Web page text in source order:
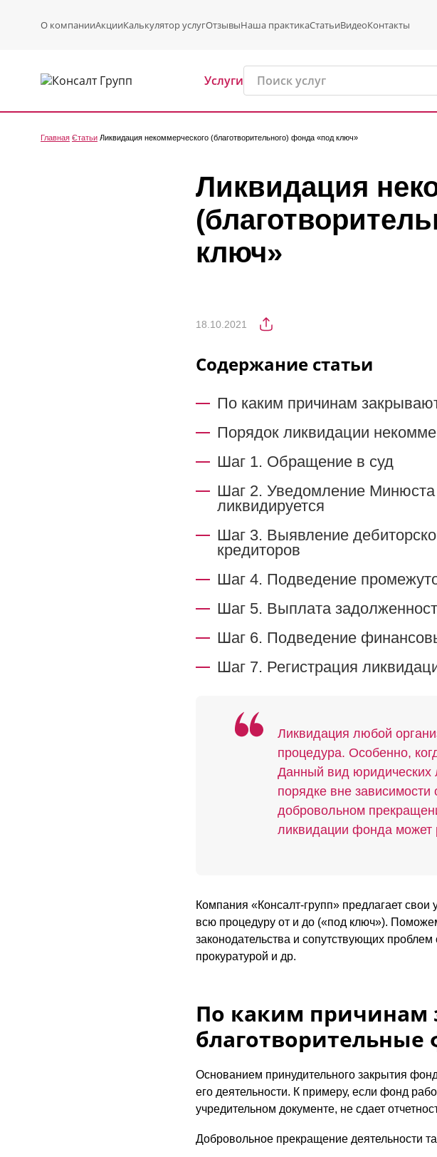
О компанииАкцииКалькулятор услугОтзывыНаша практикаСтатьиВидеоКонтакты
Услуги
Главная Статьи Ликвидация некоммерческого (благотворительного) фонда «под ключ»
Ликвидация
ключ»
18.10.2021
Содержание статьи
По каким причинам
Порядок ликвидации
Шаг 1. Обращение в суд
Шаг 2. Уведомление
ликвидируется
Шаг 3. Выявление
кредиторов
Шаг 4. Подведение
Шаг 5. Выплата
Шаг 6. Подведение
Шаг 7. Регистрация
Ликвидация любой
процедура. Особенно,
Данный вид юридических
порядке вне зависимости
добровольном
ликвидации фонда может
Компания «Консалт-групп» предлагает свои
всю процедуру от и до («под ключ»).
законодательства и сопутствующих
прокуратурой и др.
По каким причинам
благотворительные
Основанием принудительного закрытия
его деятельности. К примеру, если фонд
учредительном документе, не сдает
Добровольное прекращение деятельности